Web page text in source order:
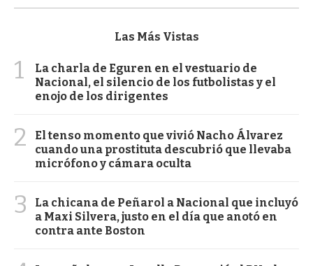
Las Más Vistas
1
La charla de Eguren en el vestuario de
Nacional, el silencio de los futbolistas y el
enojo de los dirigentes
2
El tenso momento que vivió Nacho Álvarez
cuando una prostituta descubrió que llevaba
micrófono y cámara oculta
3
La chicana de Peñarol a Nacional que incluyó
a Maxi Silvera, justo en el día que anotó en
contra ante Boston